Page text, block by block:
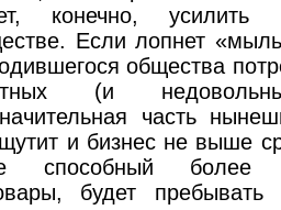
конечно, усилить
Если лопнет
общества
(и
часть
и бизнес не выше
способный более
будет пребывать